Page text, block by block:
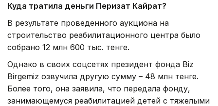
Куда тратила деньги Перизат Кайрат?
В результате проведенного аукциона на
строительство реабилитационного центра было
собрано 12 млн 600 тыс. тенге.
Однако в своих соцсетях президент фонда Biz
Birgemiz озвучила другую сумму – 48 млн тенге.
Более того, она заявила, что передала фонду,
занимающемуся реабилитацией детей с тяжелыми